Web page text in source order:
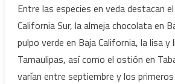
de
pesca
en
Entre las especies en veda destacan
California Sur, la almeja chocolata en
pulpo verde en Baja California, la lisa y
Tamaulipas, así como el ostión en
varían entre septiembre y los